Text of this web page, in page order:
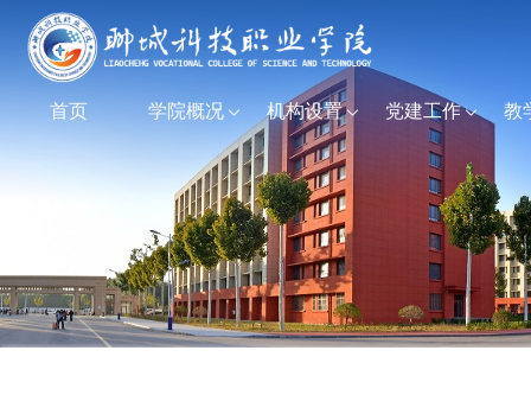
首页 学院概况 机构设置 党建工作 教